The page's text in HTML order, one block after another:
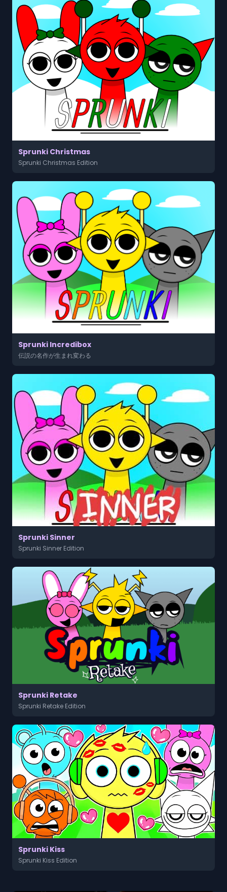
Sprunki Christmas
Sprunki Christmas Edition
Sprunki Incredibox
伝説の名作が生まれ変わる
Sprunki Sinner
Sprunki Sinner Edition
Sprunki Retake
Sprunki Retake Edition
Sprunki Kiss
Sprunki Kiss Edition